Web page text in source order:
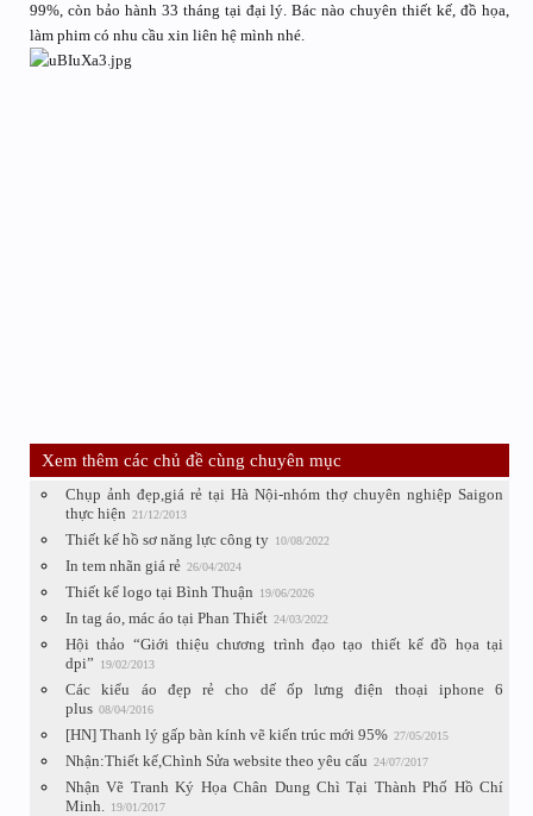
99%, còn bảo hành 33 tháng tại đại lý. Bác nào chuyên thiết kế, đồ họa,
làm phim có nhu cầu xin liên hệ mình nhé.
Xem thêm các chủ đề cùng chuyên mục
Chụp ảnh đẹp,giá rẻ tại Hà Nội-nhóm thợ chuyên nghiệp Saigon
thực hiện 21/12/2013
Thiết kế hồ sơ năng lực công ty 10/08/2022
In tem nhãn giá rẻ 26/04/2024
Thiết kế logo tại Bình Thuận 19/06/2026
In tag áo, mác áo tại Phan Thiết 24/03/2022
Hội thảo “Giới thiệu chương trình đạo tạo thiết kế đồ họa tại
dpi”
19/02/2013
Các kiểu áo đẹp rẻ cho dế ốp lưng điện thoại iphone 6
plus 08/04/2016
[HN] Thanh lý gấp bàn kính vẽ kiến trúc mới 95% 27/05/2015
Nhận:Thiết kế,Chình Sửa website theo yêu cấu 24/07/2017
Nhận Vẽ Tranh Ký Họa Chân Dung Chì Tại Thành Phố Hồ Chí
Minh. 19/01/2017